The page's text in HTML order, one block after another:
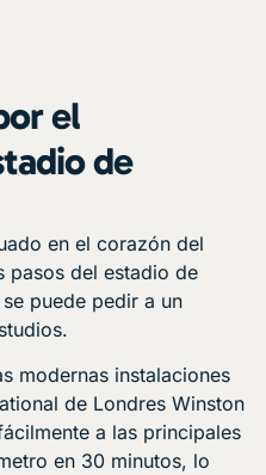
el
de
en el corazón del
pasos del estadio de
puede pedir a un
modernas instalaciones
de Londres Winston
a las principales
en 30 minutos, lo